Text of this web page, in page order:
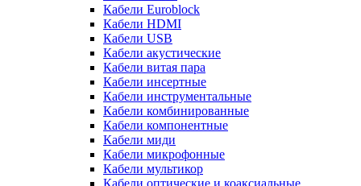
Кабели Euroblock
Кабели HDMI
Кабели USB
Кабели акустические
Кабели витая пара
Кабели инсертные
Кабели инструментальные
Кабели комбинированные
Кабели компонентные
Кабели миди
Кабели микрофонные
Кабели мультикор
Кабели оптические и коаксиальные